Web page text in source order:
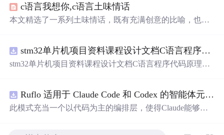
细腻的一面，让人感受到爱情的美好和力量。
c语言我想你,c语言土味情话
本文精选了一系列土味情话，既有充满创意的比喻，也有
stm32单片机项目资料课程设计文档C语言程序代码原理图电路PCB实例用单片机制作多路输入电压表
stm32单片机项目资料课程设计文档C语言程序代码原理图
Ruflo 适用于 Claude Code 和 Codex 的智能体元框架
此模式充当一个以代码为主的编排层，使得Claude能够自